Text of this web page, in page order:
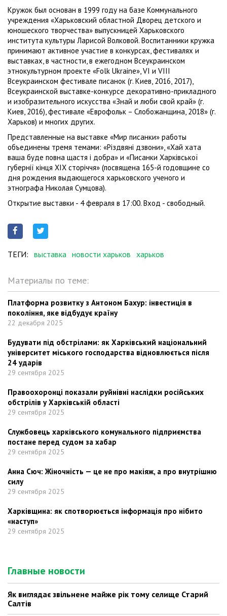
Кружок был основан в 1999 году на базе Коммунального
учреждения «Харьковский областной Дворец детского и
юношеского творчества» выпускницей Харьковского
института культуры Ларисой Волковой. Воспитанники кружка
принимают активное участие в конкурсах, фестивалях и
выставках, в частности, в ежегодном Всеукраинском
этнокультурном проекте «Folk Ukraine», VI и VIII
Всеукраинском фестивале писанок (г. Киев, 2016, 2017),
Всеукраинской выставке-конкурсе декоративно-прикладного
и изобразительного искусства «Знай и люби свой край» (г.
Киев, 2016), фестивале «Еврофольк – Слобожанщина, 2018» (г.
Харьков) и многих других.
Представленные на выставке «Мир писанки» работы
объединены тремя темами: «Різдвяні дзвони», «Хай хата
ваша буде повна щастя і добра» и «Писанки Харківської
губернії кінця ХІХ сторіччя» (посвящена 165-й годовщине со
дня рождения выдающегося харьковского ученого и
этнографа Николая Сумцова).
Открытие выставки - 4 февраля в 17:00. Вход - свободный.
ТЕГИ: выставка новости харьков харьков
Материалы по теме:
Платформа розвитку з Антоном Бахур: інвестиція в
покоління, яке відбудує країну
22 декабря 2025
Будувати під обстрілами: як Харківський національний
університет міського господарства відновлюється після
24 ударів
29 сентября 2025
Правоохоронці показали руйнівні наслідки російських
обстрілів у Харківській області
29 сентября 2025
Службовець харківського комунального підприємства
постане перед судом за хабар
29 сентября 2025
Анна Сюч: Жіночність — це не про макіяж, а про внутрішню
силу
29 сентября 2025
Харківщина: як спотворюється інформація про нібито
«наступ»
29 сентября 2025
Главные новости
Як виглядає звільнене майже рік тому селище Старий
Салтів